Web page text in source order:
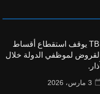
TBI يوقف استقطاع أقساط
القروض لموظفي الدولة خلال
آذار.
3 مارس، 2026